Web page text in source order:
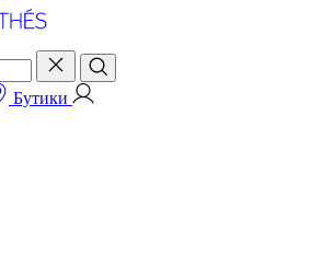
Бутики